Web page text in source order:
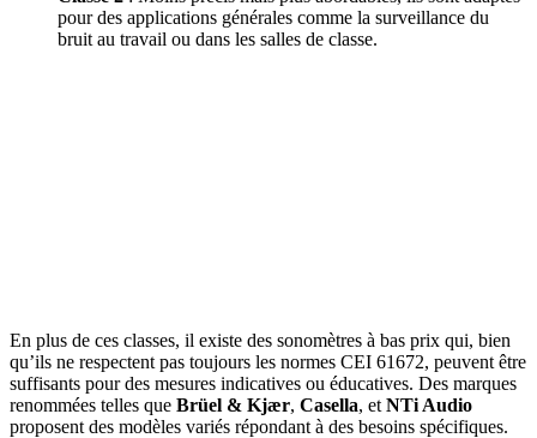
pour des applications générales comme la surveillance du
bruit au travail ou dans les salles de classe.
En plus de ces classes, il existe des sonomètres à bas prix qui, bien
qu’ils ne respectent pas toujours les normes CEI 61672, peuvent être
suffisants pour des mesures indicatives ou éducatives. Des marques
renommées telles que Brüel & Kjær, Casella, et NTi Audio
proposent des modèles variés répondant à des besoins spécifiques.